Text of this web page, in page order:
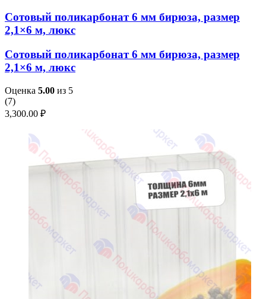
Сотовый поликарбонат 6 мм бирюза, размер
2,1×6 м, люкс
Сотовый поликарбонат 6 мм бирюза, размер
2,1×6 м, люкс
Оценка 5.00 из 5
(7)
3,300.00 ₽